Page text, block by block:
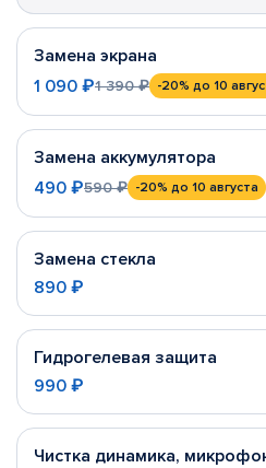
Замена экрана
1 090 ₽1 390 ₽ -20% до 10
Замена аккумулятора
490 ₽590 ₽ -20% до 10 августа
Замена стекла
890 ₽
Гидрогелевая защита
990 ₽
Чистка динамика,